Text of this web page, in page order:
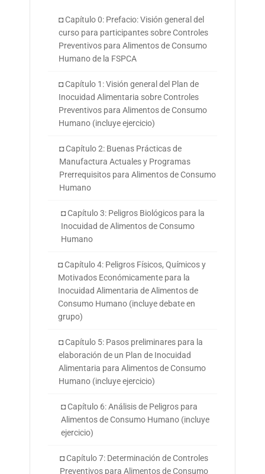
◘ Capítulo 0: Prefacio: Visión general del
curso para participantes sobre Controles
Preventivos para Alimentos de Consumo
Humano de la FSPCA
◘ Capítulo 1: Visión general del Plan de
Inocuidad Alimentaria sobre Controles
Preventivos para Alimentos de Consumo
Humano (incluye ejercicio)
◘ Capítulo 2: Buenas Prácticas de
Manufactura Actuales y Programas
Prerrequisitos para Alimentos de Consumo
Humano
◘ Capítulo 3: Peligros Biológicos para la
Inocuidad de Alimentos de Consumo
Humano
◘ Capítulo 4: Peligros Físicos, Químicos y
Motivados Económicamente para la
Inocuidad Alimentaria de Alimentos de
Consumo Humano (incluye debate en
grupo)
◘ Capítulo 5: Pasos preliminares para la
elaboración de un Plan de Inocuidad
Alimentaria para Alimentos de Consumo
Humano (incluye ejercicio)
◘ Capítulo 6: Análisis de Peligros para
Alimentos de Consumo Humano (incluye
ejercicio)
◘ Capítulo 7: Determinación de Controles
Preventivos para Alimentos de Consumo